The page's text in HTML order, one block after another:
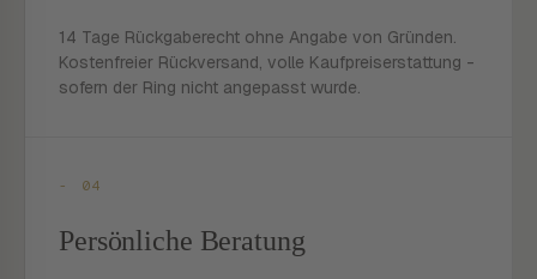
14 Tage Rückgaberecht ohne Angabe von Gründen.
Kostenfreier Rückversand, volle Kaufpreiserstattung -
sofern der Ring nicht angepasst wurde.
- 04
Persönliche Beratung